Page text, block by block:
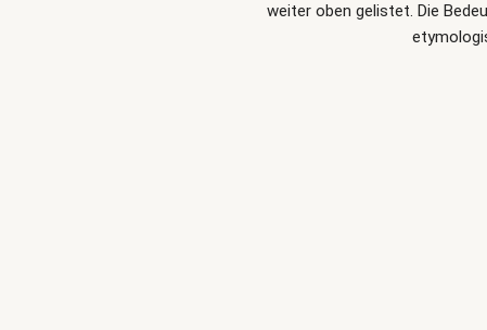
weiter oben gelistet. Die